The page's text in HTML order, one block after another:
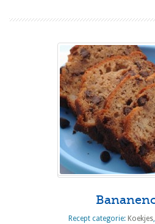
Recept categorie: Koekjes,